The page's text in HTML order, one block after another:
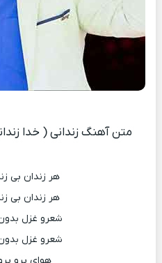
متن آهنگ زندانی ( خدا
هر زندان بی
هر زندان بی
شعرو غزل
شعرو غزل